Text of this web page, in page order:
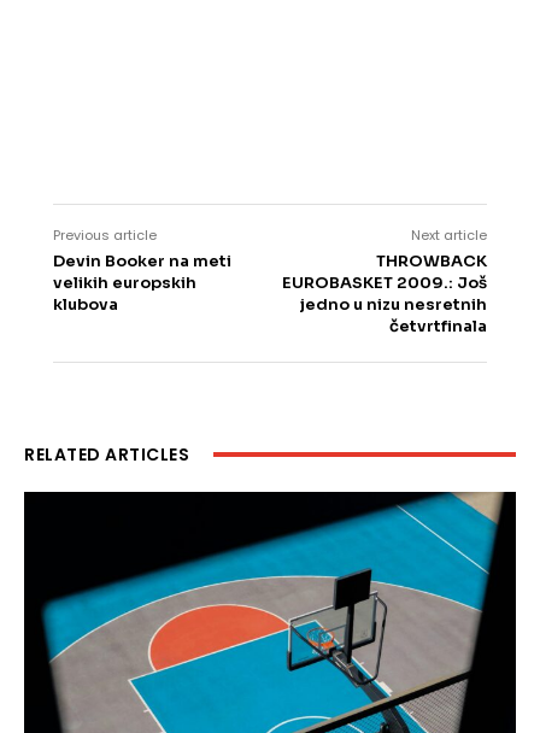
Previous article
Devin Booker na meti
velikih europskih
klubova
Next article
THROWBACK
EUROBASKET 2009.: Još
jedno u nizu nesretnih
četvrtfinala
RELATED ARTICLES